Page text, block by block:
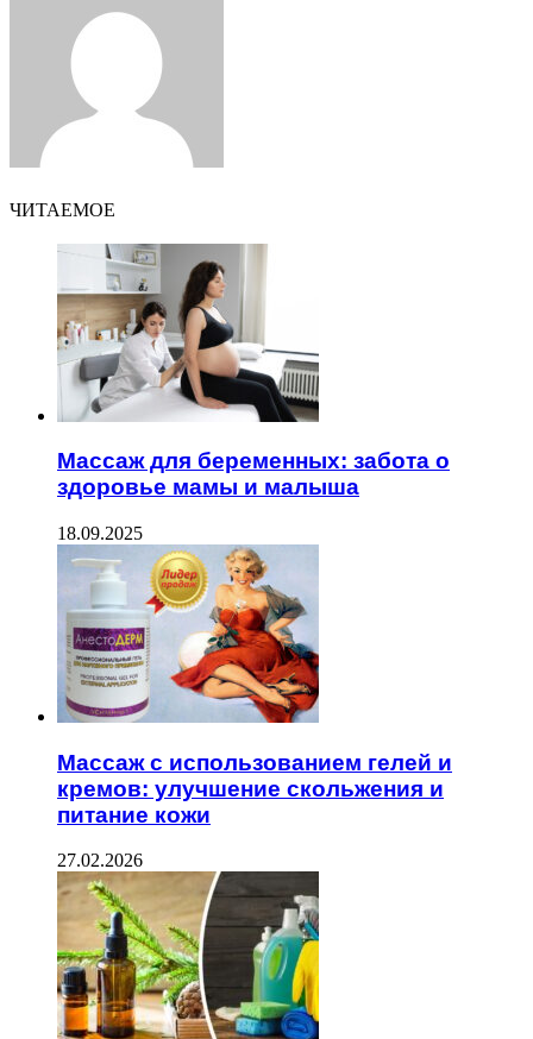
ЧИТАЕМОЕ
Массаж для беременных: забота о
здоровье мамы и малыша
18.09.2025
Массаж с использованием гелей и
кремов: улучшение скольжения и
питание кожи
27.02.2026